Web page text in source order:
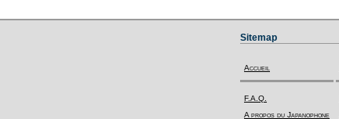
Sitemap
Accueil
F.A.Q.
A propos du Japanophone